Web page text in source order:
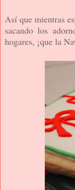
Así que mientras
sacando los
hogares, ¡que la